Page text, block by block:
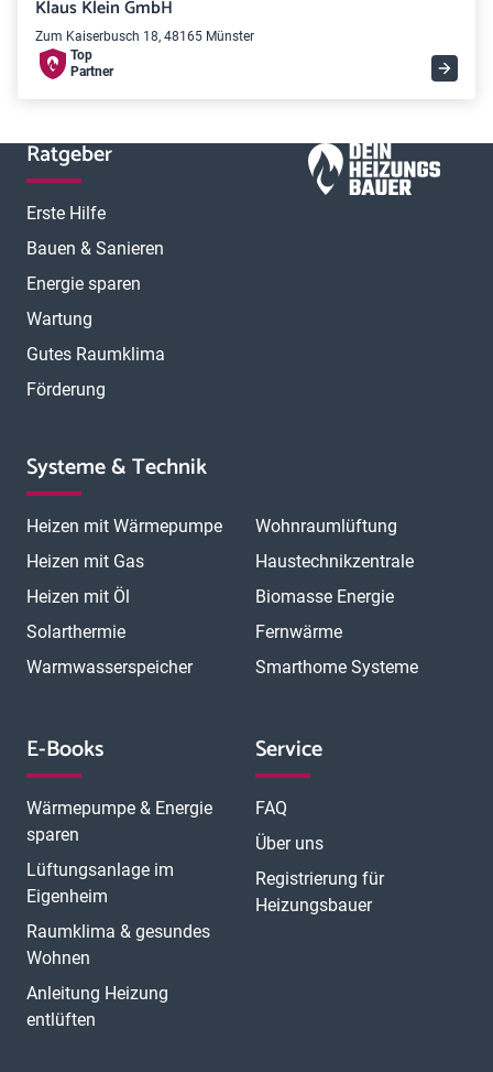
Klaus Klein GmbH
Zum Kaiserbusch 18, 48165 Münster
Top
Partner
Ratgeber
Erste Hilfe
Bauen & Sanieren
Energie sparen
Wartung
Gutes Raumklima
Förderung
Systeme & Technik
Heizen mit Wärmepumpe
Heizen mit Gas
Heizen mit Öl
Solarthermie
Warmwasserspeicher
Wohnraumlüftung
Haustechnikzentrale
Biomasse Energie
Fernwärme
Smarthome Systeme
E-Books
Wärmepumpe & Energie
sparen
Lüftungsanlage im
Eigenheim
Raumklima & gesundes
Wohnen
Anleitung Heizung
entlüften
Service
FAQ
Über uns
Registrierung für
Heizungsbauer